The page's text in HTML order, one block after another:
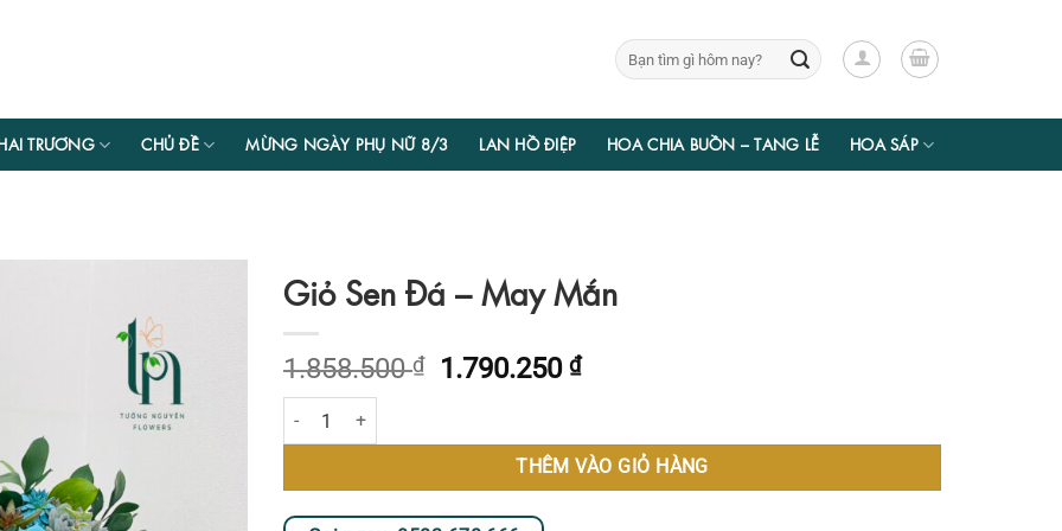
Tìm
kiếm:
TRƯƠNG CHỦ ĐỀ MỪNG NGÀY PHỤ NỮ 8/3 LAN HỒ ĐIỆP HOA CHIA BUỒN – TANG LỄ HOA SÁP
Giỏ Sen Đá – May Mắn
1.858.500₫
Giá
1.858.500 ₫.
1.790.250₫Giá
là:
1.790.250 ₫.
Giỏ Sen Đá - May Mắn số lượng
THÊM VÀO GIỎ HÀNG